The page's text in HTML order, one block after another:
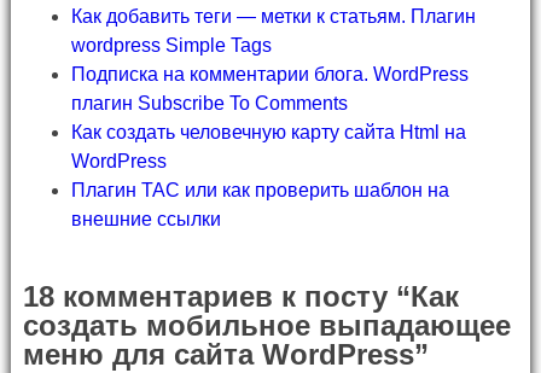
Как добавить теги — метки к статьям. Плагин
wordpress Simple Tags
Подписка на комментарии блога. WordPress
плагин Subscribe To Comments
Как создать человечную карту сайта Html на
WordPress
Плагин TAC или как проверить шаблон на
внешние ссылки
18 комментариев к посту “Как
создать мобильное выпадающее
меню для сайта WordPress”